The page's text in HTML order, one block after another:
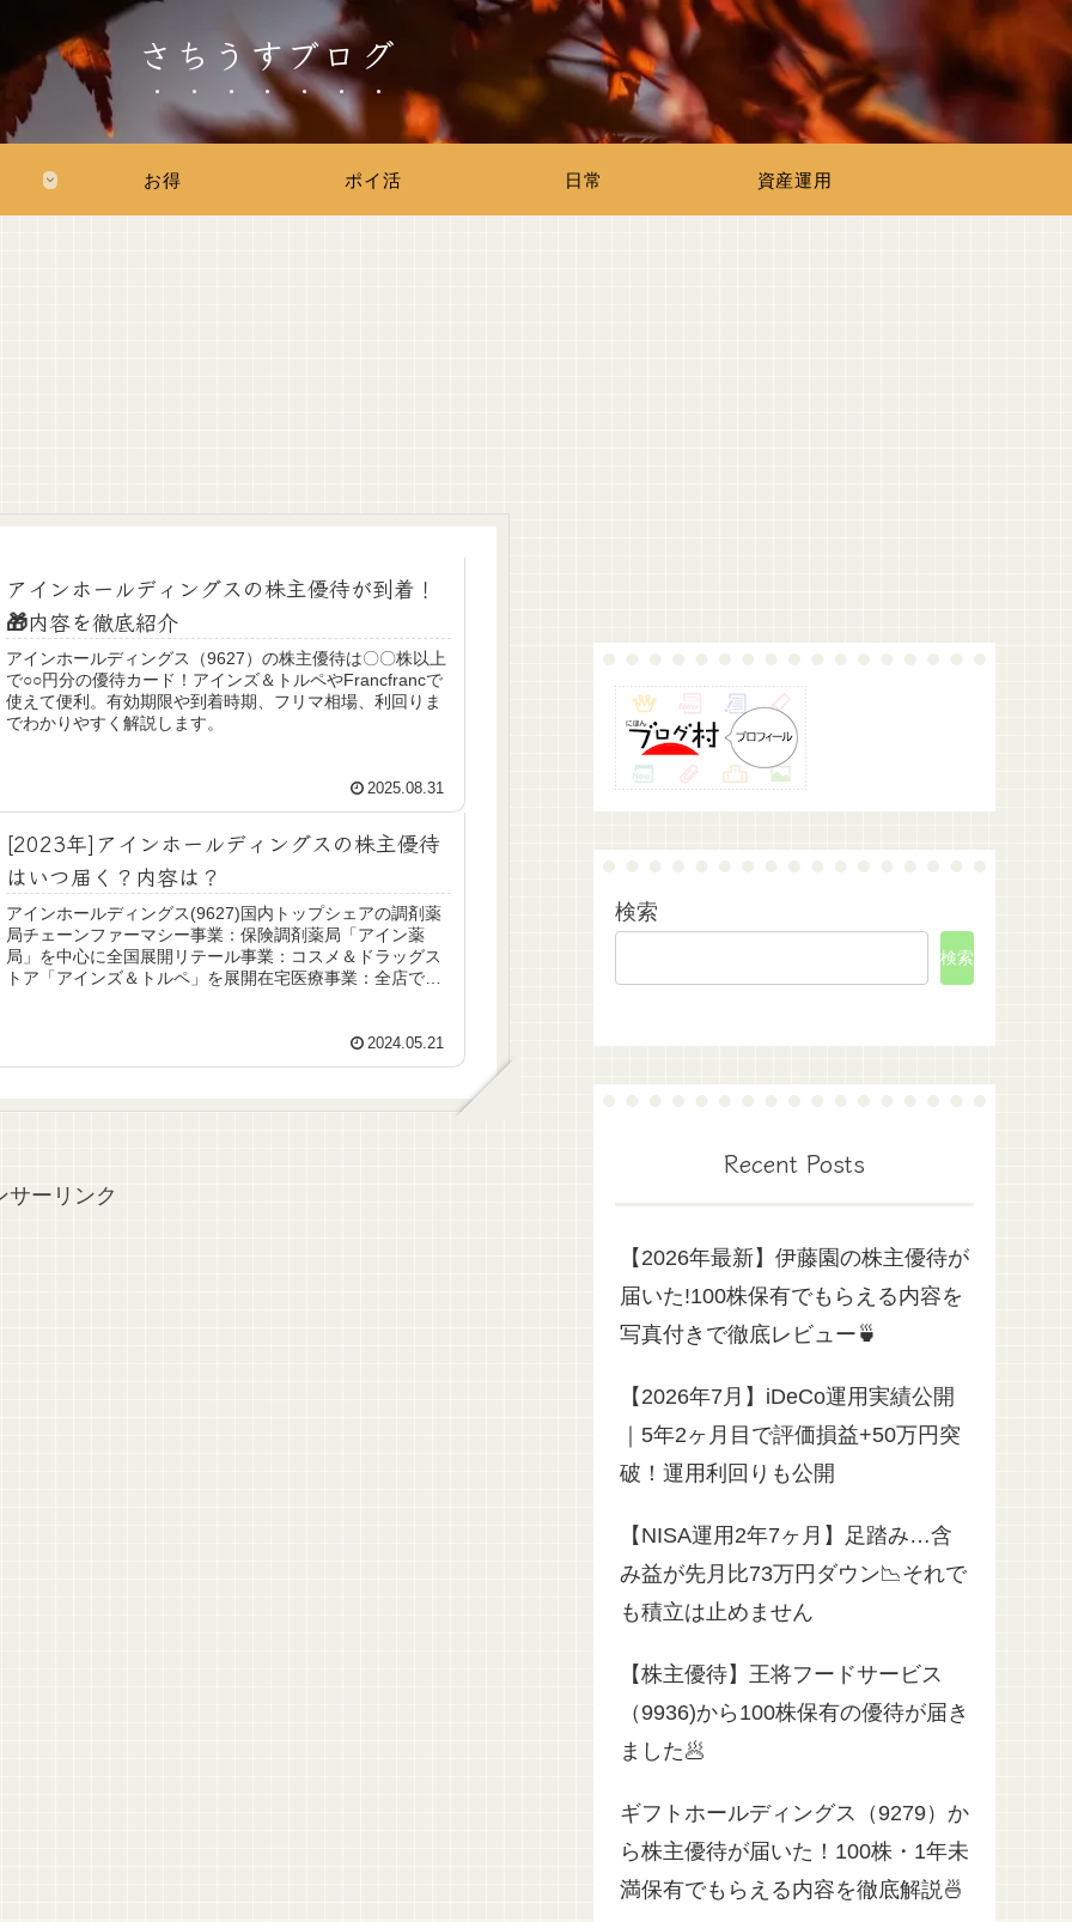
さちうすブログ
お得 ポイ活 日常 資産運用
アインホールディングスの株主優待が到着！
🎁内容を徹底紹介
アインホールディングス（9627）の株主優待は〇〇株以上
で○○円分の優待カード！アインズ＆トルペやFrancfrancで
使えて便利。有効期限や到着時期、フリマ相場、利回りま
でわかりやすく解説します。
2025.08.31
[2023年]アインホールディングスの株主優待
はいつ届く？内容は？
アインホールディングス(9627)国内トップシェアの調剤薬
局チェーンファーマシー事業：保険調剤薬局「アイン薬
局」を中心に全国展開リテール事業：コスメ＆ドラッグス
トア「アインズ＆トルペ」を展開在宅医療事業：全店で在
2024.05.21
サーリンク
検索
検索
Recent Posts
【2026年最新】伊藤園の株主優待が
届いた!100株保有でもらえる内容を
写真付きで徹底レビュー🍵
【2026年7月】iDeCo運用実績公開
｜5年2ヶ月目で評価損益+50万円突
破！運用利回りも公開
【NISA運用2年7ヶ月】足踏み…含
み益が先月比73万円ダウン📉それで
も積立は止めません
【株主優待】王将フードサービス
（9936)から100株保有の優待が届き
ました🥟
ギフトホールディングス（9279）か
ら株主優待が届いた！100株・1年未
満保有でもらえる内容を徹底解説🍜